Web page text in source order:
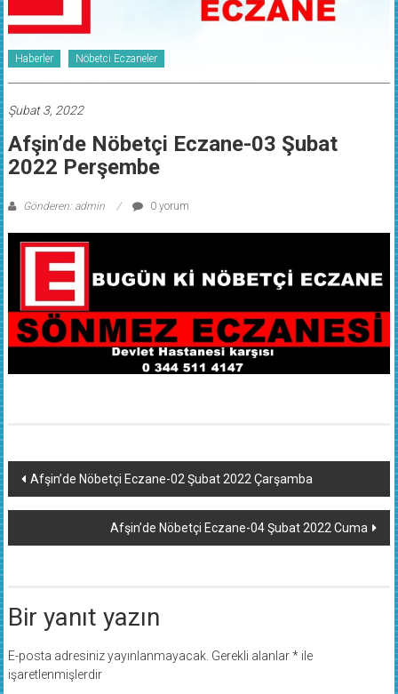
Haberler Nöbetci Eczaneler
Şubat 3, 2022
Afşin’de Nöbetçi Eczane-03 Şubat
2022 Perşembe
Gönderen: admin 0 yorum
Yazı
dolaşımı
Afşin’de Nöbetçi Eczane-02 Şubat 2022 Çarşamba
Afşin’de Nöbetçi Eczane-04 Şubat 2022 Cuma
Bir yanıt yazın
E-posta adresiniz yayınlanmayacak. Gerekli alanlar*ile
işaretlenmişlerdir